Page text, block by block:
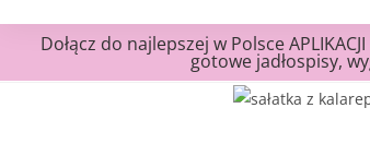
Dołącz do najlepszej w Polsce
gotowe jadłospisy,